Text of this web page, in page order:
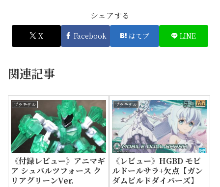
シェアする
X Facebook はてブ LINE
関連記事
プラモデル
《付録レビュー》アニマギ
ア シュバルツフォース ク
リアグリーンVer.
プラモデル
《レビュー》HGBD モビ
ルドールサラ+欠点【ガン
ダムビルドダイバーズ】